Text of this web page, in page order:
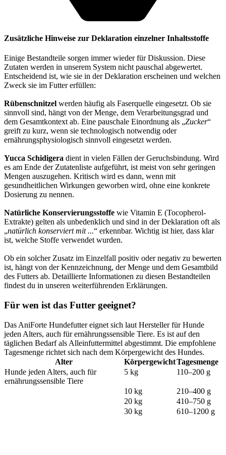
Zusätzliche Hinweise zur Deklaration einzelner Inhaltsstoffe
Einige Bestandteile sorgen immer wieder für Diskussion. Diese
Zutaten werden in unserem System nicht pauschal abgewertet.
Entscheidend ist, wie sie in der Deklaration erscheinen und welchen
Zweck sie im Futter erfüllen:
Rübenschnitzel werden häufig als Faserquelle eingesetzt. Ob sie
sinnvoll sind, hängt von der Menge, dem Verarbeitungsgrad und
dem Gesamtkontext ab. Eine pauschale Einordnung als „Zucker“
greift zu kurz, wenn sie technologisch notwendig oder
ernährungsphysiologisch sinnvoll eingesetzt werden.
Yucca Schidigera dient in vielen Fällen der Geruchsbindung. Wird
es am Ende der Zutatenliste aufgeführt, ist meist von sehr geringen
Mengen auszugehen. Kritisch wird es dann, wenn mit
gesundheitlichen Wirkungen geworben wird, ohne eine konkrete
Dosierung zu nennen.
Natürliche Konservierungsstoffe wie Vitamin E (Tocopherol-
Extrakte) gelten als unbedenklich und sind in der Deklaration oft als
„natürlich konserviert mit ...“ erkennbar. Wichtig ist hier, dass klar
ist, welche Stoffe verwendet wurden.
Ob ein solcher Zusatz im Einzelfall positiv oder negativ zu bewerten
ist, hängt von der Kennzeichnung, der Menge und dem Gesamtbild
des Futters ab. Detaillierte Informationen zu diesen Bestandteilen
findest du in unseren weiterführenden Erklärungen.
Für wen ist das Futter geeignet?
Das AniForte Hundefutter eignet sich laut Hersteller für Hunde
jeden Alters, auch für ernährungssensible Tiere. Es ist auf den
täglichen Bedarf als Alleinfuttermittel abgestimmt. Die empfohlene
Tagesmenge richtet sich nach dem Körpergewicht des Hundes.
Alter
KörpergewichtTagesmenge
Hunde jeden Alters, auch für
ernährungssensible Tiere
5 kg 110–200 g
10 kg
210–400 g
20 kg
410–750 g
30 kg
610–1200 g